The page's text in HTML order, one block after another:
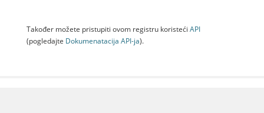
Također možete pristupiti ovom registru koristeći API
(pogledajte Dokumenаtаcijа API-jа).